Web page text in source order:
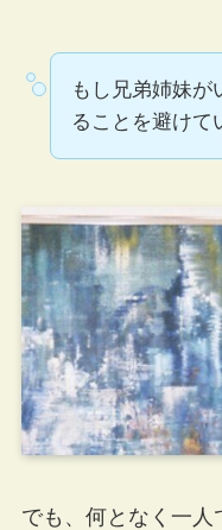
もし兄弟姉妹が
ることを避けて
でも、何となく一人